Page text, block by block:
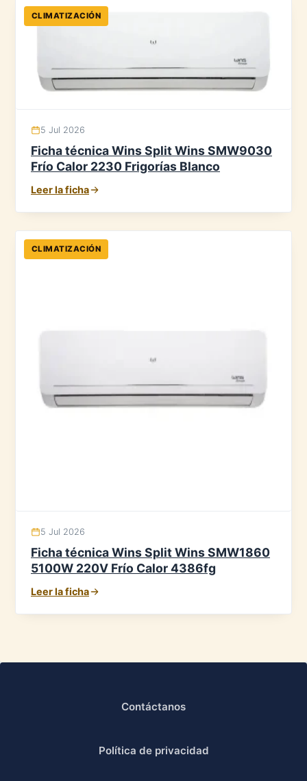
CLIMATIZACIÓN
5 Jul 2026
Ficha técnica Wins Split Wins SMW9030
Frío Calor 2230 Frigorías Blanco
Leer la ficha
CLIMATIZACIÓN
5 Jul 2026
Ficha técnica Wins Split Wins SMW1860
5100W 220V Frío Calor 4386fg
Leer la ficha
Contáctanos
Política de privacidad